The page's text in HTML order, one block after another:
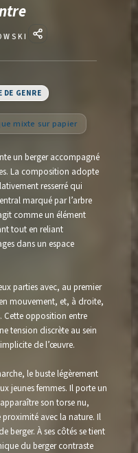
DE GENRE
mixte sur papier
un berger accompagné
La composition adopte
resserré qui
marqué par l’arbre
comme un élément
tout en reliant
dans un espace
parties avec, au premier
mouvement, et, à droite,
Cette opposition entre
tension discrète au sein
de l’œuvre.
le buste légèrement
jeunes femmes. Il porte un
son torse nu,
proximité avec la nature. Il
berger. À ses côtés se tient
du berger contraste